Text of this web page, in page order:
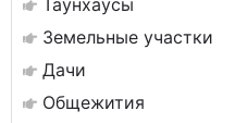
Таунхаусы
Земельные участки
Дачи
Общежития